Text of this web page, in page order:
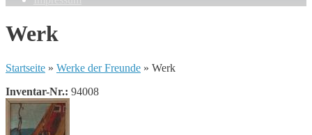
Werk
Startseite » Werke der Freunde » Werk
Inventar-Nr.: 94008